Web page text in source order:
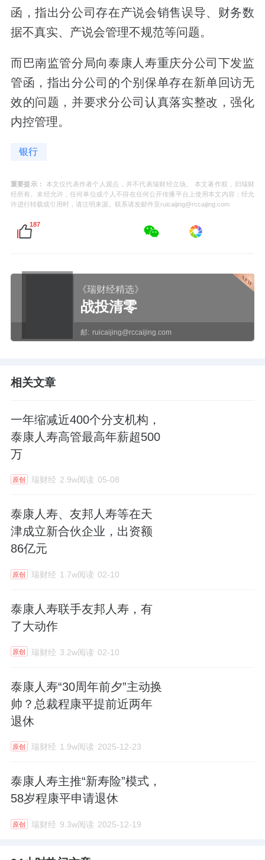
函，指出分公司存在产说会销售误导、财务数
据不真实、产说会管理不规范等问题。
而巴南监管分局向泰康人寿重庆分公司下发监
管函，指出分公司的个别保单存在新单回访无
效的问题，并要求分公司认真落实整改，强化
内控管理。
银行
重要提示：
本文仅代表作者个人观点，并不代表瑞财经立场。 本文著作权，归瑞财
经所有。未经允许，任何单位或个人不得在任何公开传播平台上使用本文内容；经允
许进行转载或引用时，请注明来源。联系请发邮件至ruicaijing@rccaijing.com
187
《瑞财经精选》
战投清零
邮: ruicaijing@rccaijing.com
相关文章
一年缩减近400个分支机构，
泰康人寿高管最高年薪超500
万
原创 瑞财经 2.9w阅读 05-08
泰康人寿、友邦人寿等在天
津成立新合伙企业，出资额
86亿元
原创 瑞财经 1.7w阅读 02-10
泰康人寿联手友邦人寿，有
了大动作
原创 瑞财经 3.2w阅读 02-10
泰康人寿“30周年前夕”主动换
帅？总裁程康平提前近两年
退休
原创 瑞财经 1.9w阅读 2025-12-23
泰康人寿主推“新寿险”模式，
58岁程康平申请退休
原创 瑞财经 9.3w阅读 2025-12-19